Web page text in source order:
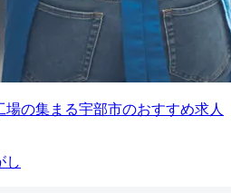
の集まる宇部市のおすすめ求人
し